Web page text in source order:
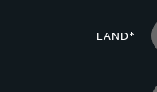
LAND*